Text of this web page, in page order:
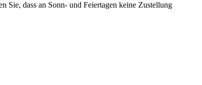
Sie, dass an Sonn- und Feiertagen keine Zustellung